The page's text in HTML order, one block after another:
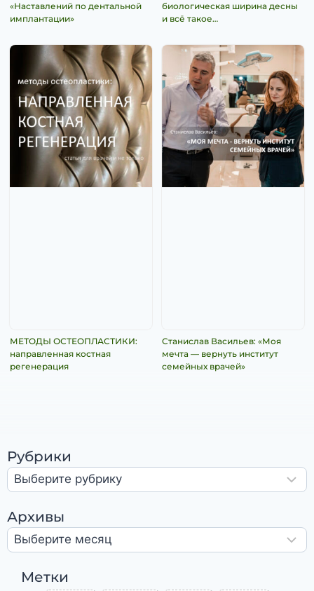
«Наставлений по дентальной
имплантации»
биологическая ширина десны
и всё такое…
МЕТОДЫ ОСТЕОПЛАСТИКИ:
направленная костная
регенерация
Станислав Васильев: «Моя
мечта — вернуть институт
семейных врачей»
Рубрики
Архивы
Метки